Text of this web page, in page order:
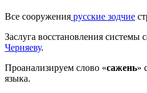
Все сооружения русские зодчие
Заслуга восстановления системы
Черняеву.
Проанализируем слово «сажень»
языка.